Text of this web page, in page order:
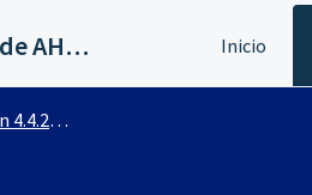
Servicios al canal de distribución de AHORA Inicio